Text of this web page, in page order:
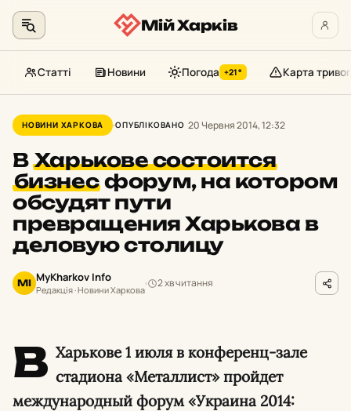
до
контенту
Мій Харків
Статті Новини Погода +21° Карта тривог
НОВИНИ ХАРКОВА ОПУБЛІКОВАНО 20 Червня 2014, 12:32
ВХарькове состоится
бизнесфорум, на котором
обсудят пути
превращения Харькова в
деловую столицу
MI MyKharkov Info
Редакція · Новини Харкова
2 хв читання
В Харькове 1 июля в конференц-зале
стадиона «Металлист» пройдет
международный форум «Украина 2014: